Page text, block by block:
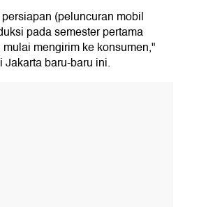
(peluncuran mobil
pada semester pertama
mengirim ke konsumen,"
baru-baru ini.